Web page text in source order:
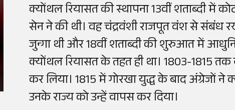
क्योंथल रियासत की स्थापना 13वीं शताब्दी में
सेन ने की थी। वह चंद्रवंशी राजपूत वंश से
जुन्गा थी और 18वीं शताब्दी की शुरुआत में
क्योंथल रियासत के तहत ही था। 1803-1815
कर लिया। 1815 में गोरखा युद्ध के बाद अंग्रेजों
उनके राज्य को उन्हें वापस कर दिया।